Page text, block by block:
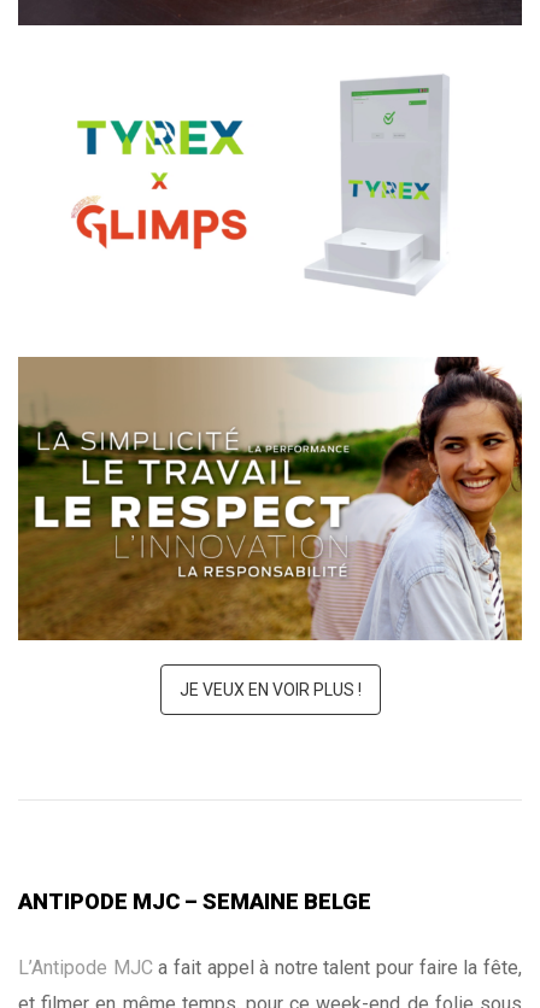
TYREX x GLIMPS
PROCANAR
JE VEUX EN VOIR PLUS !
ANTIPODE MJC – SEMAINE BELGE
L’Antipode MJCa fait appel à notre talent pour faire la fête,